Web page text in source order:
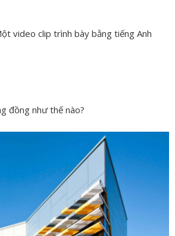
video clip trình bày bằng tiếng Anh
đồng như thế nào?